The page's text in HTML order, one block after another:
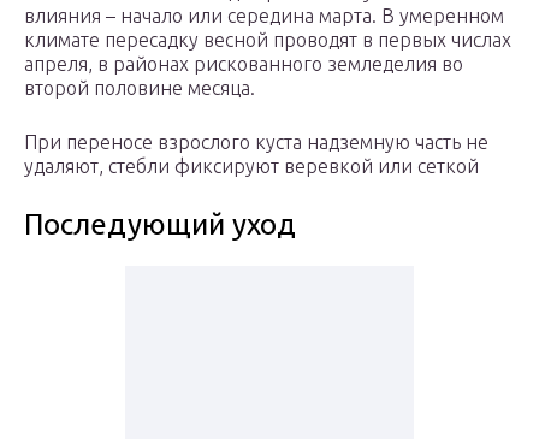
влияния – начало или середина марта. В умеренном
климате пересадку весной проводят в первых числах
апреля, в районах рискованного земледелия во
второй половине месяца.
При переносе взрослого куста надземную часть не
удаляют, стебли фиксируют веревкой или сеткой
Последующий уход